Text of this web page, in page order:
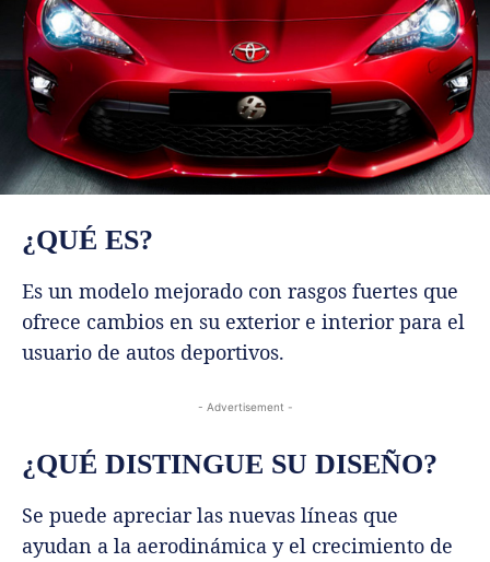
¿QUÉ ES?
Es un modelo mejorado con rasgos fuertes que
ofrece cambios en su exterior e interior para el
usuario de autos deportivos.
- Advertisement -
¿QUÉ DISTINGUE SU DISEÑO?
Se puede apreciar las nuevas líneas que
ayudan a la aerodinámica y el crecimiento de